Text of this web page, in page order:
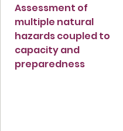
Assessment of
multiple natural
hazards coupled to
capacity and
preparedness